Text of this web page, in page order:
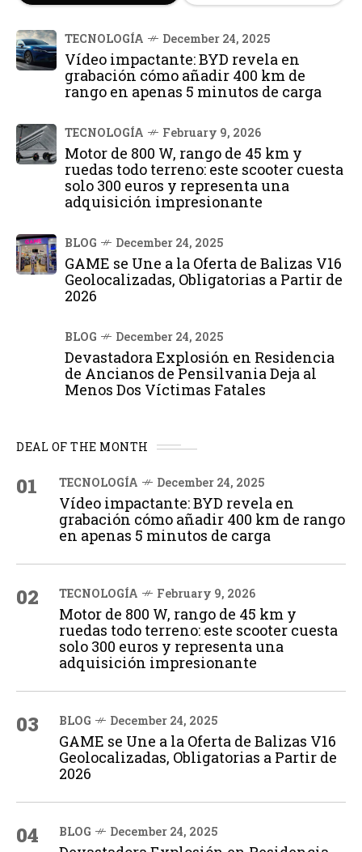
TECNOLOGÍA December 24, 2025
Vídeo impactante: BYD revela en
grabación cómo añadir 400 km de
rango en apenas 5 minutos de carga
TECNOLOGÍA February 9, 2026
Motor de 800 W, rango de 45 km y
ruedas todo terreno: este scooter cuesta
solo 300 euros y representa una
adquisición impresionante
BLOG December 24, 2025
GAME se Une a la Oferta de Balizas V16
Geolocalizadas, Obligatorias a Partir de
2026
BLOG December 24, 2025
Devastadora Explosión en Residencia
de Ancianos de Pensilvania Deja al
Menos Dos Víctimas Fatales
DEAL OF THE MONTH
01 TECNOLOGÍA December 24, 2025
Vídeo impactante: BYD revela en
grabación cómo añadir 400 km de rango
en apenas 5 minutos de carga
02 TECNOLOGÍA February 9, 2026
Motor de 800 W, rango de 45 km y
ruedas todo terreno: este scooter cuesta
solo 300 euros y representa una
adquisición impresionante
03 BLOG December 24, 2025
GAME se Une a la Oferta de Balizas V16
Geolocalizadas, Obligatorias a Partir de
2026
04 BLOG December 24, 2025